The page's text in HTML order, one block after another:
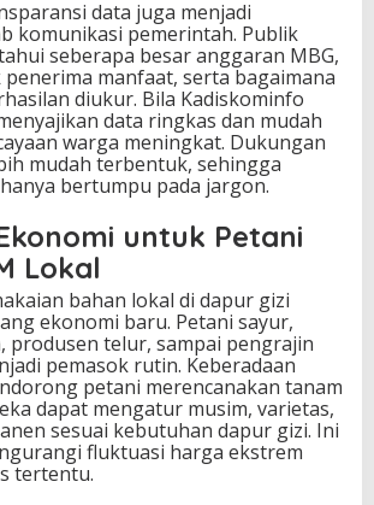
data juga menjadi
komunikasi pemerintah. Publik
seberapa besar anggaran MBG,
manfaat, serta bagaimana
diukur. Bila Kadiskominfo
data ringkas dan mudah
warga meningkat. Dukungan
mudah terbentuk, sehingga
bertumpu pada jargon.
untuk Petani
Lokal
bahan lokal di dapur gizi
ekonomi baru. Petani sayur,
produsen telur, sampai pengrajin
pemasok rutin. Keberadaan
petani merencanakan tanam
dapat mengatur musim, varietas,
sesuai kebutuhan dapur gizi. Ini
fluktuasi harga ekstrem
tertentu.